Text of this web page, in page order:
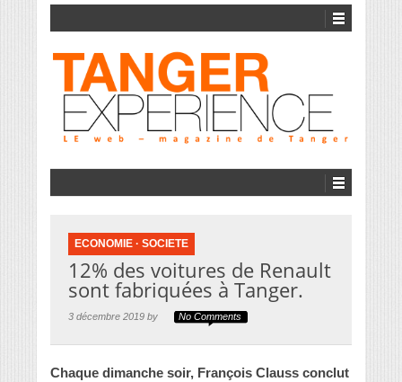
ECONOMIE · SOCIETE
12% des voitures de Renault
sont fabriquées à Tanger.
3 décembre 2019 by No Comments
Chaque dimanche soir, François Clauss conclut